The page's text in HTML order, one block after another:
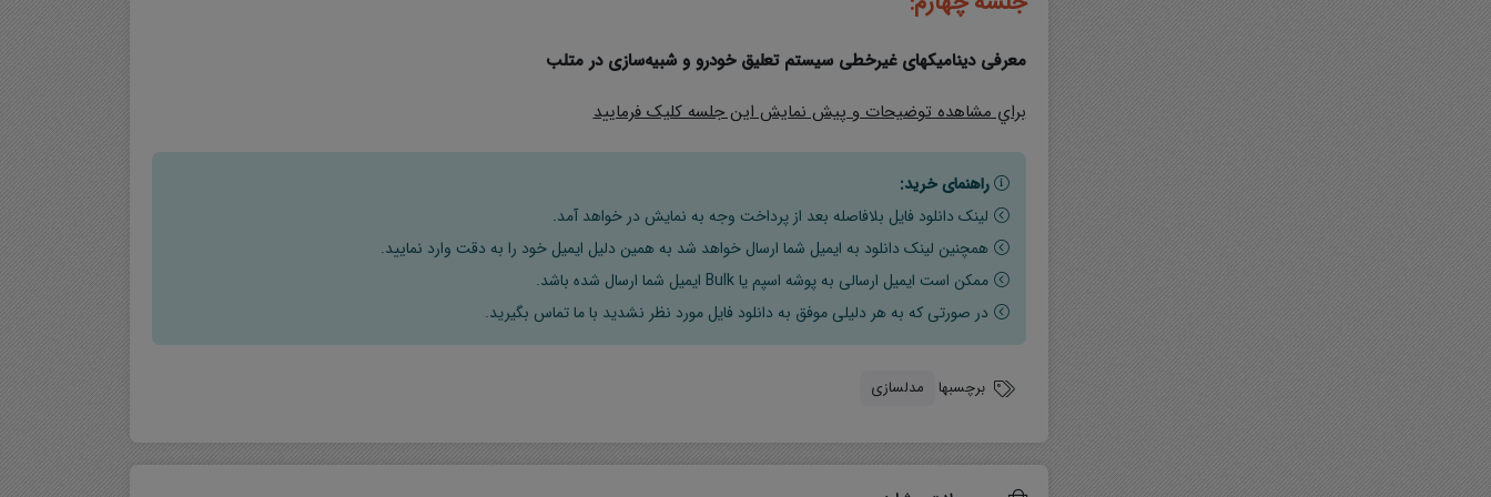
معرفی دینامیکهای غیرخطی سیستم تعلیق خودرو و شبیه‌سازی در متلب
براي مشاهده توضیحات و پیش نمایش این جلسه کليک فرماييد
راهنمای خرید:
لینک دانلود فایل بلافاصله بعد از پرداخت وجه به نمایش در خواهد آمد.
همچنین لینک دانلود به ایمیل شما ارسال خواهد شد به همین دلیل ایمیل خود را به دقت وارد نمایید.
ممکن است ایمیل ارسالی به پوشه اسپم یا Bulk ایمیل شما ارسال شده باشد.
در صورتی که به هر دلیلی موفق به دانلود فایل مورد نظر نشدید با ما تماس بگیرید.
برچسبها مدلسازی